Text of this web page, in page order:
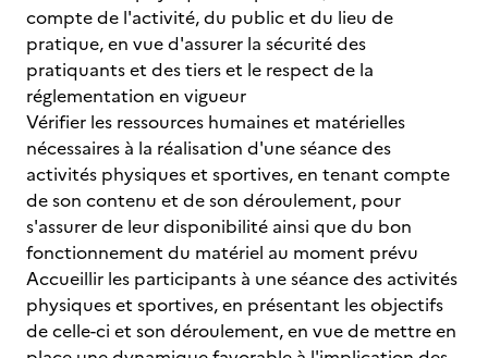
compte de l'activité, du public et du lieu de
pratique, en vue d'assurer la sécurité des
pratiquants et des tiers et le respect de la
réglementation en vigueur
Vérifier les ressources humaines et matérielles
nécessaires à la réalisation d'une séance des
activités physiques et sportives, en tenant compte
de son contenu et de son déroulement, pour
s'assurer de leur disponibilité ainsi que du bon
fonctionnement du matériel au moment prévu
Accueillir les participants à une séance des activités
physiques et sportives, en présentant les objectifs
de celle-ci et son déroulement, en vue de mettre en